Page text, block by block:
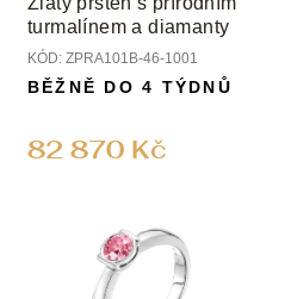
d
u
k
ů
turmalínem a diamanty
KÓD: ZPRA101B-46-1001
82 870 Kč
BĚŽNĚ DO 4 TÝDNŮ